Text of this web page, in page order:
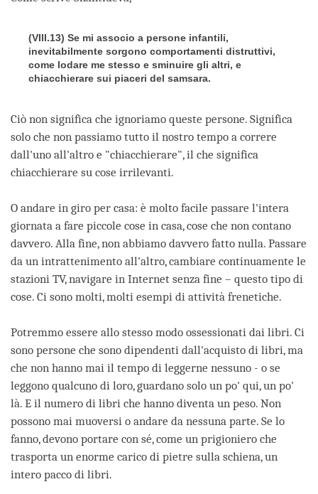
(VIII.13) Se mi associo a persone infantili,
inevitabilmente sorgono comportamenti distruttivi,
come lodare me stesso e sminuire gli altri, e
chiacchierare sui piaceri del samsara.
Ciò non significa che ignoriamo queste persone. Significa
solo che non passiamo tutto il nostro tempo a correre
dall'uno all'altro e "chiacchierare", il che significa
chiacchierare su cose irrilevanti.
O andare in giro per casa: è molto facile passare l'intera
giornata a fare piccole cose in casa, cose che non contano
davvero. Alla fine, non abbiamo davvero fatto nulla. Passare
da un intrattenimento all'altro, cambiare continuamente le
stazioni TV, navigare in Internet senza fine – questo tipo di
cose. Ci sono molti, molti esempi di attività frenetiche.
Potremmo essere allo stesso modo ossessionati dai libri. Ci
sono persone che sono dipendenti dall'acquisto di libri, ma
che non hanno mai il tempo di leggerne nessuno - o se
leggono qualcuno di loro, guardano solo un po' qui, un po'
là. E il numero di libri che hanno diventa un peso. Non
possono mai muoversi o andare da nessuna parte. Se lo
fanno, devono portare con sé, come un prigioniero che
trasporta un enorme carico di pietre sulla schiena, un
intero pacco di libri.